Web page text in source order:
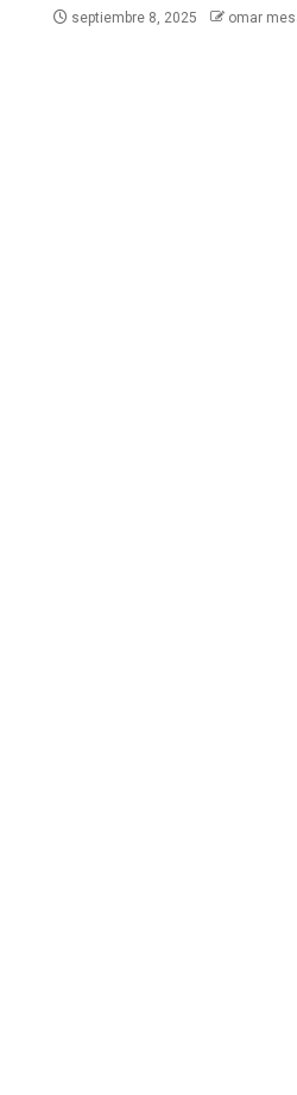
septiembre 8, 2025 omar